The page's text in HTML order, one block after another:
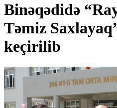
Binəqədidə
Təmiz
keçirilib